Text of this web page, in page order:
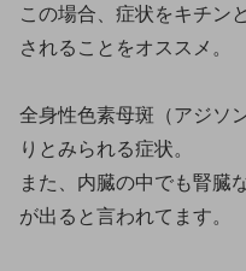
この場合、症状をキチン
されることをオススメ。
全身性色素母斑（アジソ
りとみられる症状。
また、内臓の中でも腎臓
が出ると言われてます。